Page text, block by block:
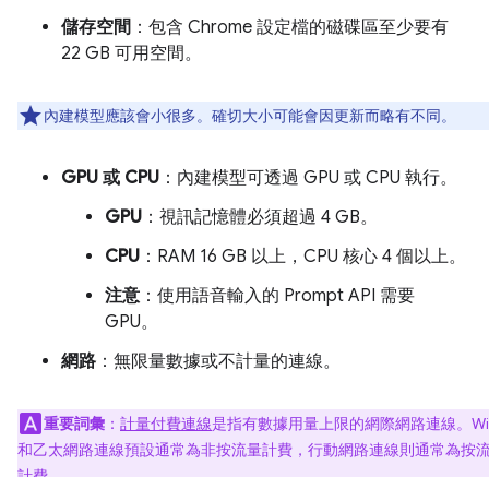
儲存空間 ：包含 Chrome 設定檔的磁碟區至少要有
22 GB 可用空間。
內建模型應該會小很多。確切大小可能會因更新而略有不同。
GPU 或 CPU ：內建模型可透過 GPU 或 CPU 執行。
GPU ：視訊記憶體必須超過 4 GB。
CPU ：RAM 16 GB 以上，CPU 核心 4 個以上。
注意：使用語音輸入的 Prompt API 需要
GPU。
網路 ：無限量數據或不計量的連線。
重要詞彙 ： 計量付費連線是指有數據用量上限的網際網路連線。
和乙太網路連線預設通常為非按流量計費，行動網路連線則通常為按